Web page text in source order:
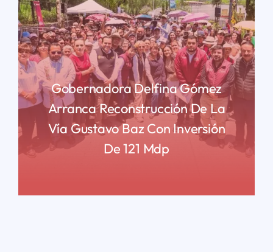
Gobernadora Delfina Gómez
Arranca Reconstrucción De La
Vía Gustavo Baz Con Inversión
De 121 Mdp